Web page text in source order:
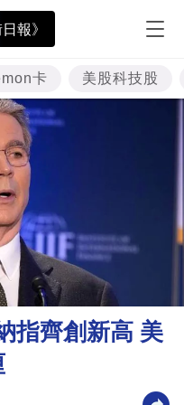
報》
卡 美股科技股
指齊創新高 美